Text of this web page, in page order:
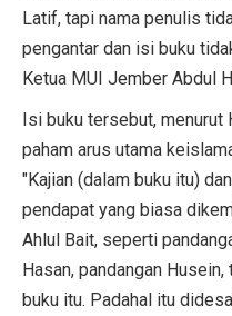
Latif, tapi nama penulis
pengantar dan isi buku
Ketua MUI Jember Abdul
Isi buku tersebut, menurut
paham arus utama
"Kajian (dalam buku itu)
pendapat yang biasa
Ahlul Bait, seperti
Hasan, pandangan
buku itu. Padahal itu